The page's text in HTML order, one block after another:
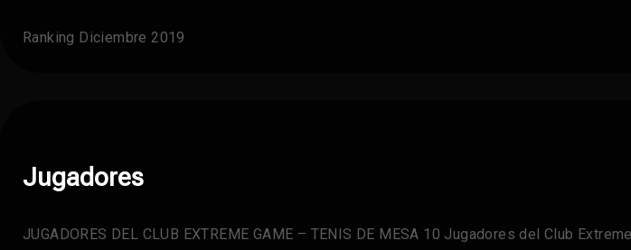
Ranking Diciembre 2019
Jugadores
JUGADORES DEL CLUB EXTREME GAME – TENIS DE MESA 10 Jugadores del Club